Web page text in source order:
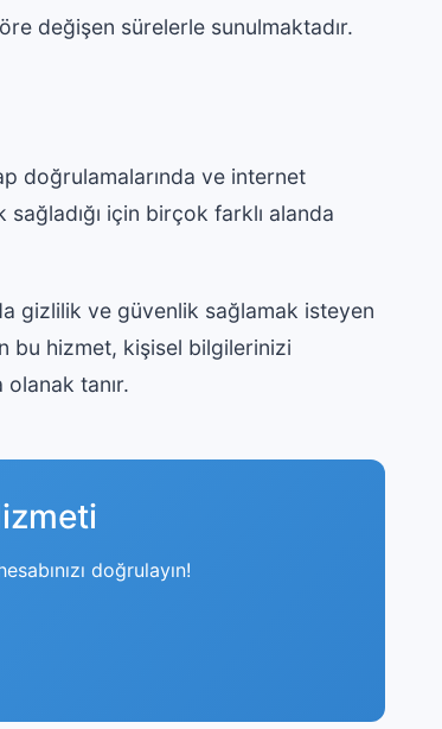
değişen sürelerle sunulmaktadır.
doğrulamalarında ve internet
için birçok farklı alanda
gizlilik ve güvenlik sağlamak isteyen
bu hizmet, kişisel bilgilerinizi
tanır.
doğrulayın!